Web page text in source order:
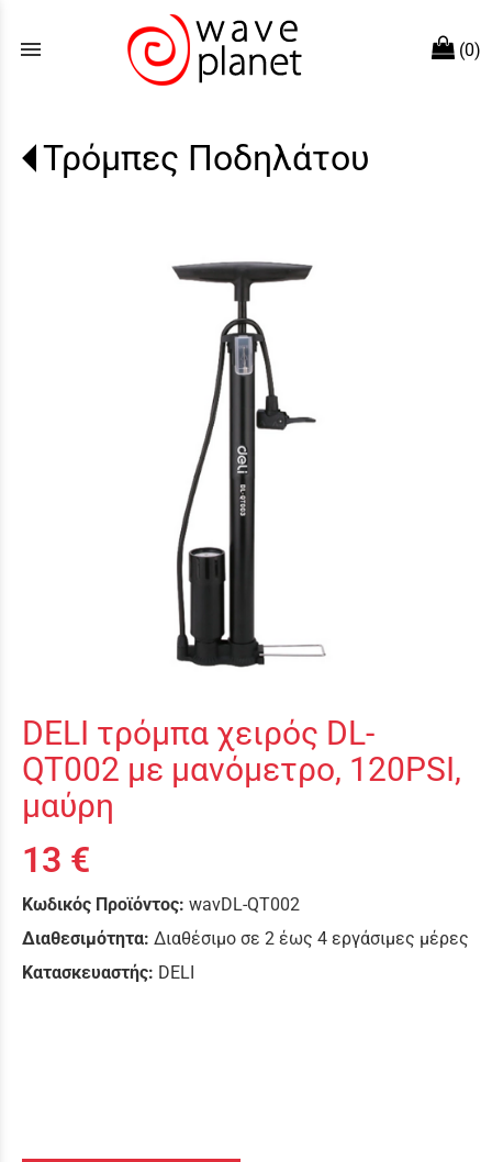
menu (0)
Τρόμπες Ποδηλάτου
DELI τρόμπα χειρός DL-
QT002 με μανόμετρο, 120PSI,
μαύρη
13 €
Κωδικός Προϊόντος: wavDL-QT002
Διαθεσιμότητα: Διαθέσιμο σε 2 έως 4 εργάσιμες μέρες
Κατασκευαστής: DELI